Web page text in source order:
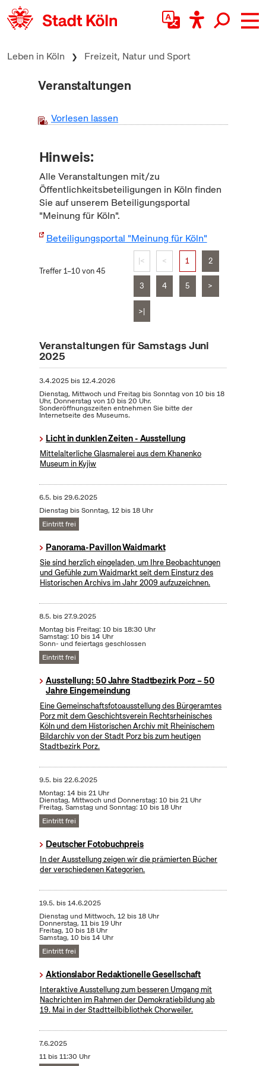
zum Inhalt springen
Leben in Köln Freizeit, Natur und Sport
Veranstaltungen
Vorlesen lassen
Hinweis:
Alle Veranstaltungen mit/zu
Öffentlichkeitsbeteiligungen in Köln finden
Sie auf unserem Beteiligungsportal
"Meinung für Köln".
Beteiligungsportal "Meinung für Köln"
Treffer 1–10 von 45
|< < 1 2
3 4 5 >
>|
Veranstaltungen für Samstags Juni
2025
3.4.2025bis12.4.2026
Dienstag, Mittwoch und Freitag bis Sonntag von 10 bis 18
Uhr, Donnerstag von 10 bis 20 Uhr.
Sonderöffnungszeiten entnehmen Sie bitte der
Internetseite des Museums.
Licht in dunklen Zeiten - Ausstellung
Mittelalterliche Glasmalerei aus dem Khanenko
Museum in Kyjiw
6.5. bis29.6.2025
Dienstag bis Sonntag, 12 bis 18 Uhr
Eintritt frei
Panorama-Pavillon Waidmarkt
Sie sind herzlich eingeladen, um Ihre Beobachtungen
und Gefühle zum Waidmarkt seit dem Einsturz des
Historischen Archivs im Jahr 2009 aufzuzeichnen.
8.5. bis27.9.2025
Montag bis Freitag: 10 bis 18:30 Uhr
Samstag: 10 bis 14 Uhr
Sonn- und feiertags geschlossen
Eintritt frei
Ausstellung: 50 Jahre Stadtbezirk Porz – 50
Jahre Eingemeindung
Eine Gemeinschaftsfotoausstellung des Bürgeramtes
Porz mit dem Geschichtsverein Rechtsrheinisches
Köln und dem Historischen Archiv mit Rheinischem
Bildarchiv von der Stadt Porz bis zum heutigen
Stadtbezirk Porz.
9.5. bis22.6.2025
Montag: 14 bis 21 Uhr
Dienstag, Mittwoch und Donnerstag: 10 bis 21 Uhr
Freitag, Samstag und Sonntag: 10 bis 18 Uhr
Eintritt frei
Deutscher Fotobuchpreis
In der Ausstellung zeigen wir die prämierten Bücher
der verschiedenen Kategorien.
19.5. bis14.6.2025
Dienstag und Mittwoch, 12 bis 18 Uhr
Donnerstag, 11 bis 19 Uhr
Freitag, 10 bis 18 Uhr
Samstag, 10 bis 14 Uhr
Eintritt frei
Aktionslabor Redaktionelle Gesellschaft
Interaktive Ausstellung zum besseren Umgang mit
Nachrichten im Rahmen der Demokratiebildung ab
19. Mai in der Stadtteilbibliothek Chorweiler.
7.6.2025
11 bis 11:30 Uhr